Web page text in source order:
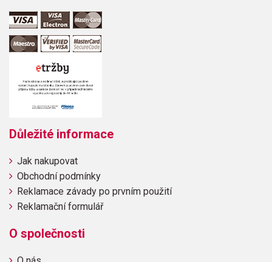
Důležité informace
Jak nakupovat
Obchodní podmínky
Reklamace závady po prvním použití
Reklamační formulář
O společnosti